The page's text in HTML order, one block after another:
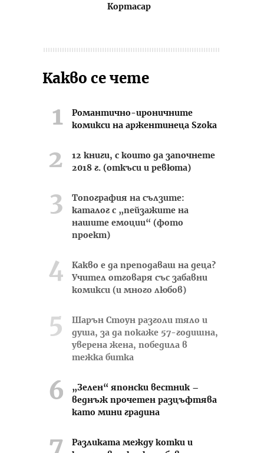
Кортасар
Какво се чете
Романтично-ироничните
комикси на аржентинеца Szoka
12 книги, с които да започнете
2018 г. (откъси и ревюта)
Топография на сълзите:
каталог с „пейзажите на
нашите емоции“ (фото
проект)
Какво е да преподаваш на деца?
Учител отговаря със забавни
комикси (и много любов)
Шарън Стоун разголи тяло и
душа, за да покаже 57-годишна,
уверена жена, победила в
тежка битка
„Зелен“ японски вестник –
веднъж прочетен разцъфтява
като мини градина
Разликата между котки и